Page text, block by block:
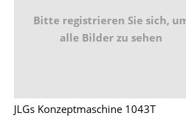
Bitte registrieren Sie sich,
alle Bilder zu sehen
JLGs Konzeptmaschine 1043T